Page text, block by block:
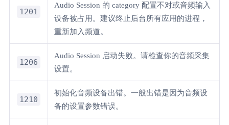
1201
Audio Session 的 category 配置不对或音频输入
设备被占用。建议终止后台所有应用的进程，
重新加入频道。
1206
Audio Session 启动失败。请检查你的音频采集
设置。
1210
初始化音频设备出错。一般出错是因为音频设
备的设置参数错误。